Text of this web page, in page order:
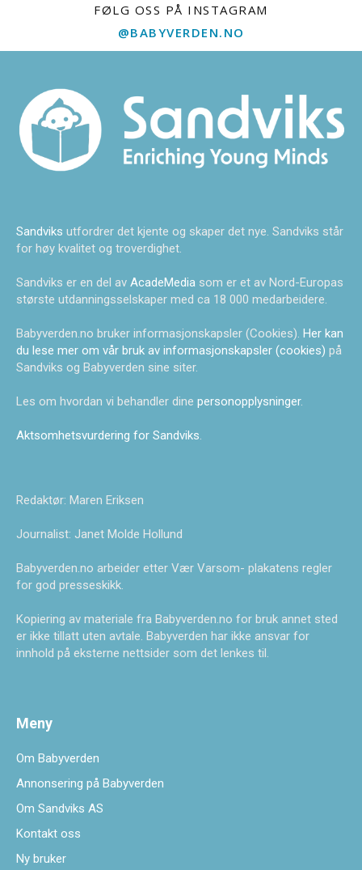
FØLG OSS PÅ INSTAGRAM
@BABYVERDEN.NO
Sandviks utfordrer det kjente og skaper det nye. Sandviks står
for høy kvalitet og troverdighet.
Sandviks er en del av AcadeMedia som er et av Nord-Europas
største utdanningsselskaper med ca 18 000 medarbeidere.
Babyverden.no bruker informasjonskapsler (Cookies). Her kan
du lese mer om vår bruk av informasjonskapsler (cookies) på
Sandviks og Babyverden sine siter.
Les om hvordan vi behandler dine personopplysninger.
Aktsomhetsvurdering for Sandviks.
Redaktør: Maren Eriksen
Journalist: Janet Molde Hollund
Babyverden.no arbeider etter Vær Varsom- plakatens regler
for god presseskikk.
Kopiering av materiale fra Babyverden.no for bruk annet sted
er ikke tillatt uten avtale. Babyverden har ikke ansvar for
innhold på eksterne nettsider som det lenkes til.
Meny
Om Babyverden
Annonsering på Babyverden
Om Sandviks AS
Kontakt oss
Ny bruker